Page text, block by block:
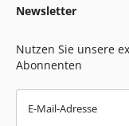
Newsletter
Nutzen Sie unsere
Abonnenten
E-Mail-Adresse